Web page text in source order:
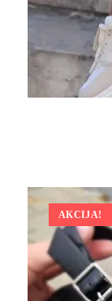
AKCIJA!